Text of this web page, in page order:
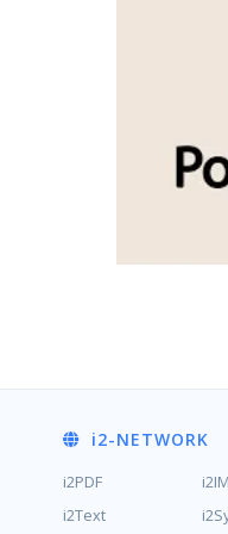
i2-NETWORK
i2PDF
i2Text